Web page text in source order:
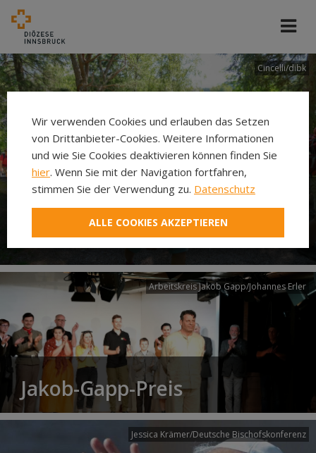
Cincelli/dibk
Neuer Pilgerweg Via
Laudato si’
Arbeitskreis Jakob Gapp/Johannes Erler
Jakob-Gapp-Preis
Jessica Krämer/Deutsche Bischofskonferenz
Wir verwenden Cookies und erlauben das Setzen
von Drittanbieter-Cookies. Weitere Informationen
und wie Sie Cookies deaktivieren können finden Sie
hier. Wenn Sie mit der Navigation fortfahren,
stimmen Sie der Verwendung zu. Datenschutz
ALLE COOKIES AKZEPTIEREN